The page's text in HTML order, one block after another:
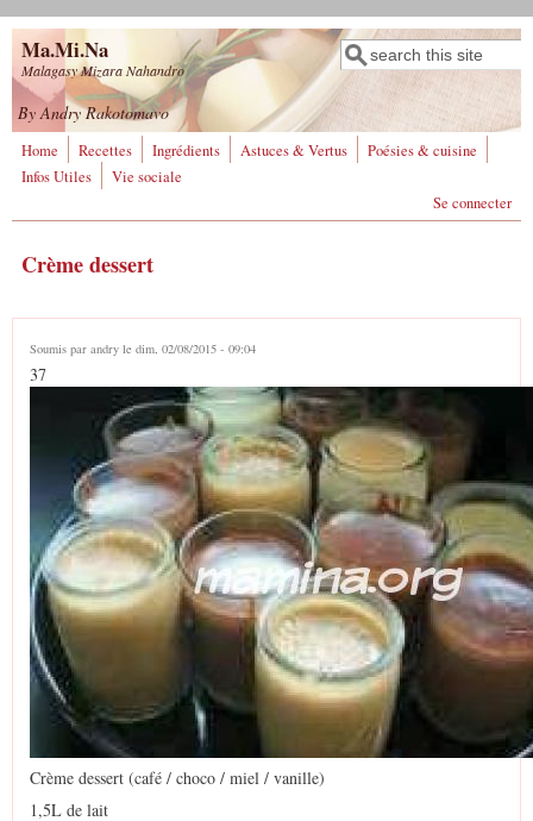
Aller au contenu principal
Ma.Mi.Na
Malagasy Mizara Nahandro
Formulaire de
recherche
Rechercher
By Andry Rakotomavo
Home Recettes Ingrédients Astuces & Vertus
Poésies & cuisine
Infos Utiles
Vie sociale
Se connecter
Crème dessert
Soumis par andry le dim, 02/08/2015 - 09:04
37
Crème dessert (café / choco / miel / vanille)
1,5L de lait